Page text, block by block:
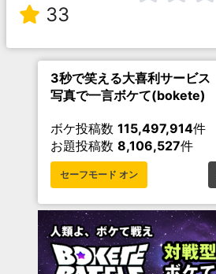
33
3秒で笑える大喜利サービス
写真で一言ボケて(bokete)
ボケ投稿数 115,497,914件
お題投稿数 8,106,527件
セーフモード オン